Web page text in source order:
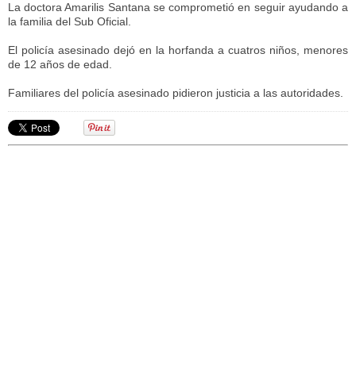
La doctora Amarilis Santana se comprometió en seguir ayudando a
la familia del Sub Oficial.
El policía asesinado dejó en la horfanda a cuatros niños, menores
de 12 años de edad.
Familiares del policía asesinado pidieron justicia a las autoridades.